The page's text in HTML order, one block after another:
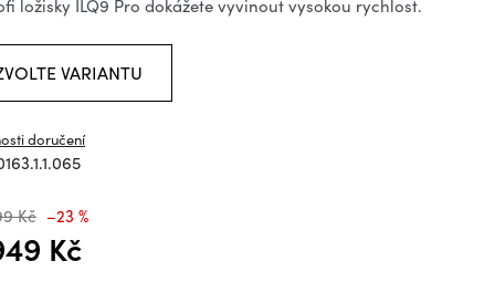
ložisky ILQ9 Pro dokážete vyvinout vysokou rychlost.
VARIANTU
doručení
Kč –23 %
Kč